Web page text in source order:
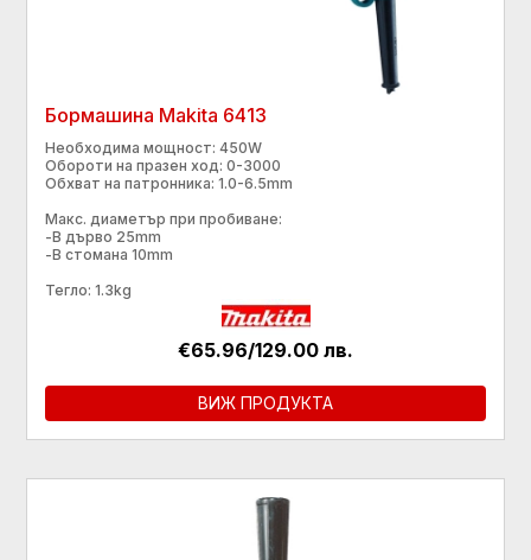
Бормашина Makita 6413
Необходима мощност: 450W
Обороти на празен ход: 0-3000
Обхват на патронника: 1.0-6.5mm
Макс. диаметър при пробиване:
-В дърво 25mm
-В стомана 10mm
Тегло: 1.3kg
€65.96/129.00 лв.
ВИЖ ПРОДУКТА